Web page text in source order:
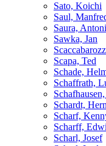
Sato, Koichi
Saul,
Saura,
Sawka, Jan
Scapa, Ted
Schade,
Schaffrath,
Schardt,
Scharf,
Scharff,
Scharl, Josef